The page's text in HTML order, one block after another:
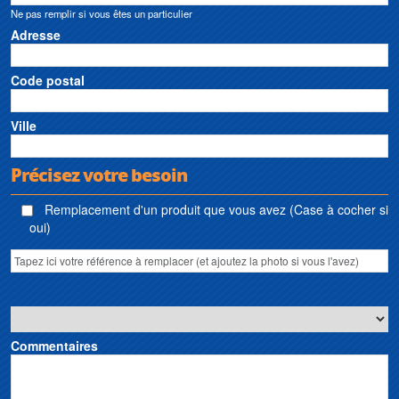
Ne pas remplir si vous êtes un particulier
Adresse
Code postal
Ville
Précisez votre besoin
Remplacement d'un produit que vous avez (Case à cocher si
oui)
Commentaires